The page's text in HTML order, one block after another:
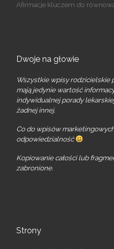
Afirmacje kluczem do
Dwoje na głowie
Wszystkie wpisy rodzicielskie
mają jedynie wartość
indywidualnej porady
żadnej innej.
Co do wpisów
odpowiedzialność
Kopiowanie całości lub
zabronione.
Strony